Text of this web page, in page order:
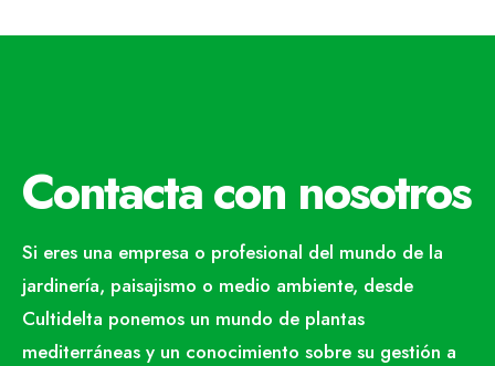
Contacta con nosotros
Si eres una empresa o profesional del mundo de la
jardinería, paisajismo o medio ambiente, desde
Cultidelta ponemos un mundo de plantas
mediterráneas y un conocimiento sobre su gestión a